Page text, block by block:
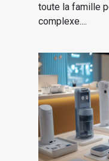
toute la famille
complexe....